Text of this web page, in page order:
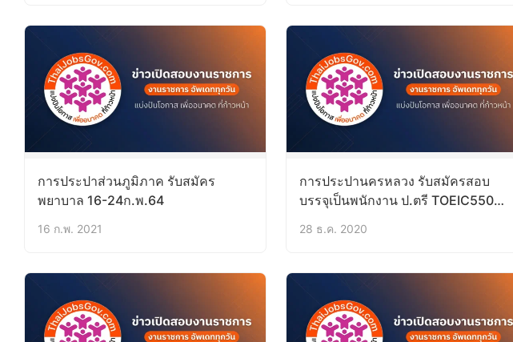
การประปาส่วนภูมิภาค รับสมัคร
พยาบาล 16-24ก.พ.64
16 ก.พ. 2021
การประปานครหลวง รับสมัครสอบ
บรรจุเป็นพนักงาน ป.ตรี TOEIC550
28 ธ.ค. 2020